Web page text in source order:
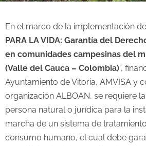
En el marco de la implementación
PARA LA VIDA: Garantía del
en comunidades campesinas del
(Valle del Cauca – Colombia)”,
Ayuntamiento de Vitoria, AMVISA y
organización ALBOAN, se requiere
persona natural o jurídica para la
marcha de un sistema de
consumo humano, el cual debe